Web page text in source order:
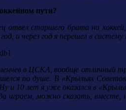
пути?
отвел старшего брата на
и через год я перешел в
в ЦСКА, вообще отличный
по душе. В «Крыльях
10 лет я уже оказался в
играем, можно сказать, вместе,